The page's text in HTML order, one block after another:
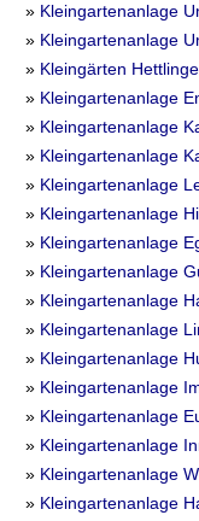
» Kleingartenanlage
» Kleingartenanlage
» Kleingärten
» Kleingartenanlage
» Kleingartenanlage
» Kleingartenanlage
» Kleingartenanlage
» Kleingartenanlage
» Kleingartenanlage
» Kleingartenanlage
» Kleingartenanlage
» Kleingartenanlage
» Kleingartenanlage
» Kleingartenanlage
» Kleingartenanlage
» Kleingartenanlage
» Kleingartenanlage
» Kleingartenanlage